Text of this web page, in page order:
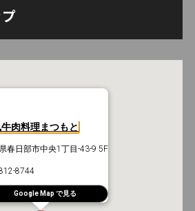
肉料理まつもと
春日部市中央1丁目-43-9 5F
8744
Google Map で見る